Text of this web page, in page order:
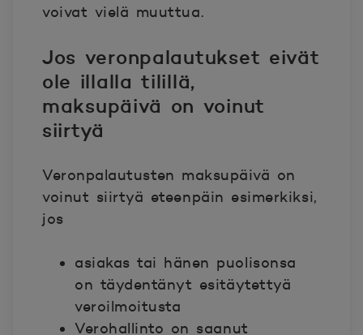
voivat vielä muuttua.
Jos veronpalautukset eivät
ole illalla tilillä,
maksupäivä on voinut
siirtyä
Veronpalautusten maksupäivä on
voinut siirtyä eteenpäin esimerkiksi,
jos
asiakas tai hänen puolisonsa
on täydentänyt esitäytettyä
veroilmoitusta
Verohallinto on saanut